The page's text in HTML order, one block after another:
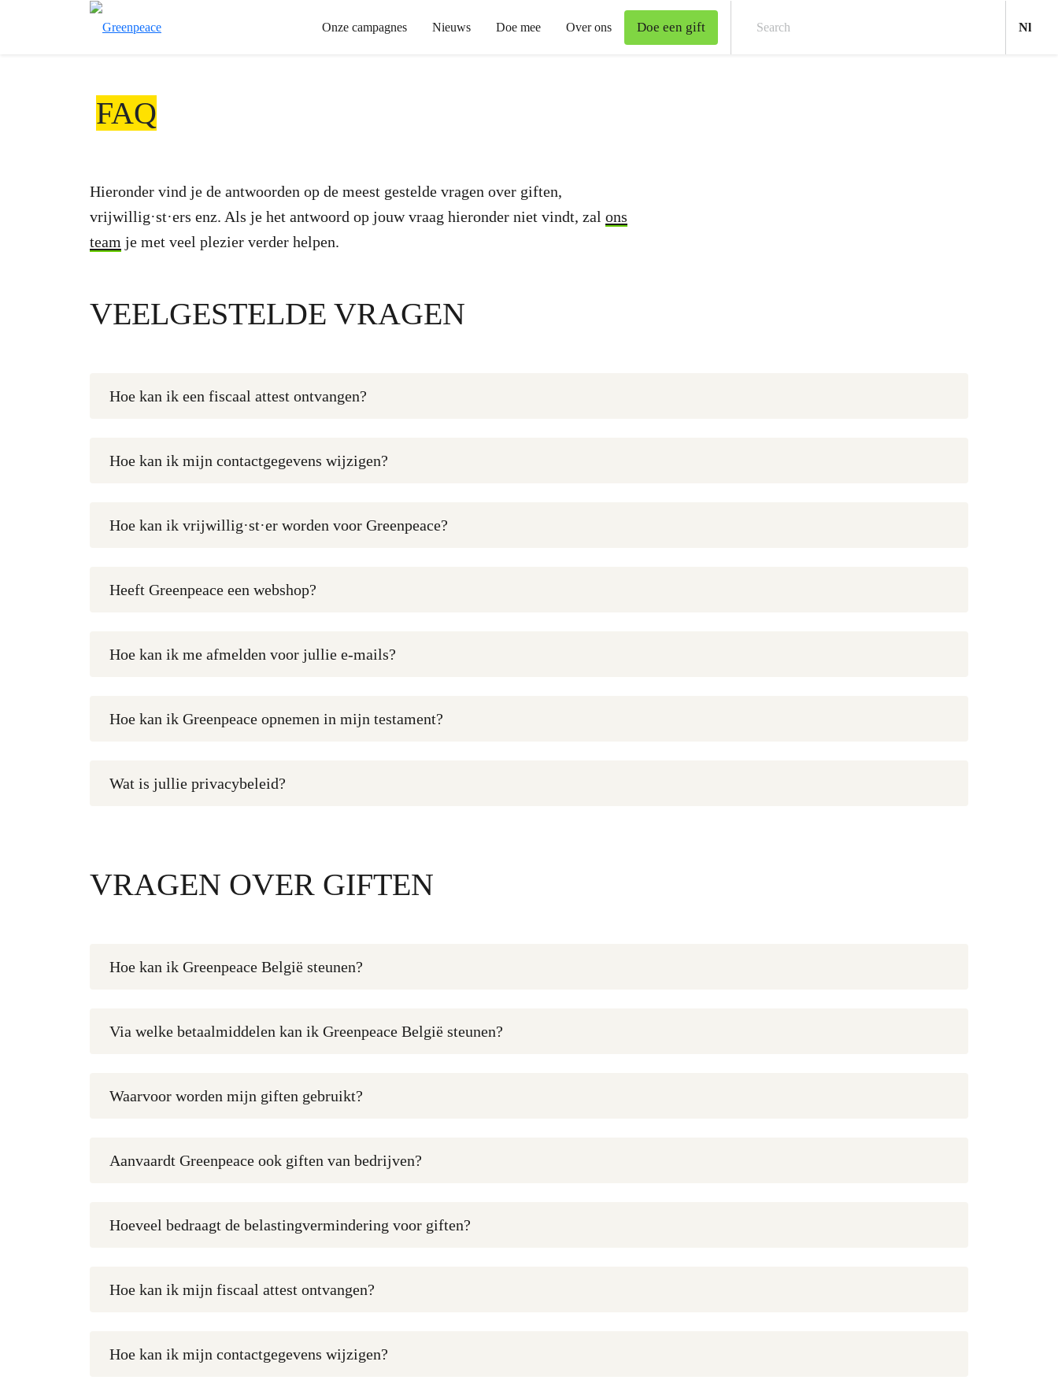
Onze campagnes Nieuws Doe mee Over ons Doe een gift Nl
FAQ
Hieronder vind je de antwoorden op de meest gestelde vragen over giften,
vrijwillig·st·ers enz. Als je het antwoord op jouw vraag hieronder niet vindt, zal ons
team je met veel plezier verder helpen.
VEELGESTELDE VRAGEN
Hoe kan ik een fiscaal attest ontvangen?
Hoe kan ik mijn contactgegevens wijzigen?
Hoe kan ik vrijwillig·st·er worden voor Greenpeace?
Heeft Greenpeace een webshop?
Hoe kan ik me afmelden voor jullie e-mails?
Hoe kan ik Greenpeace opnemen in mijn testament?
Wat is jullie privacybeleid?
VRAGEN OVER GIFTEN
Hoe kan ik Greenpeace België steunen?
Via welke betaalmiddelen kan ik Greenpeace België steunen?
Waarvoor worden mijn giften gebruikt?
Aanvaardt Greenpeace ook giften van bedrijven?
Hoeveel bedraagt de belastingvermindering voor giften?
Hoe kan ik mijn fiscaal attest ontvangen?
Hoe kan ik mijn contactgegevens wijzigen?